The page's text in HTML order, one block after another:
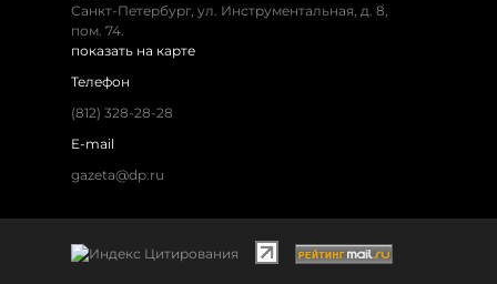
Санкт-Петербург, ул. Инструментальная, д. 8,
пом. 74.
показать на карте
Телефон
(812) 328-28-28
E-mail
gazeta@dp.ru